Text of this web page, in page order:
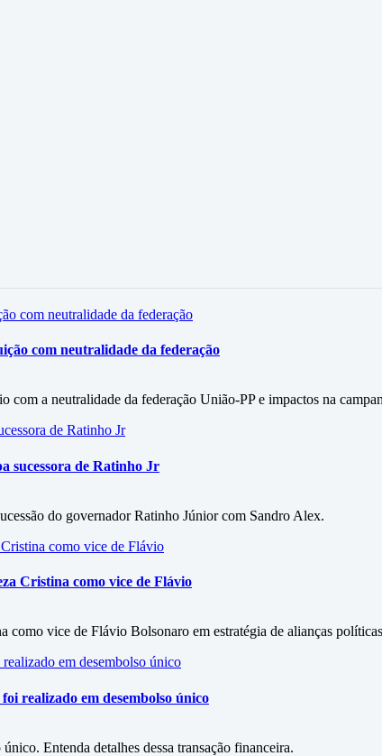
com neutralidade da federação
a neutralidade da federação União-PP e impactos na
sucessora de Ratinho Jr
do governador Ratinho Júnior com Sandro Alex.
Cristina como vice de Flávio
vice de Flávio Bolsonaro em estratégia de alianças
realizado em desembolso único
Entenda detalhes dessa transação financeira.